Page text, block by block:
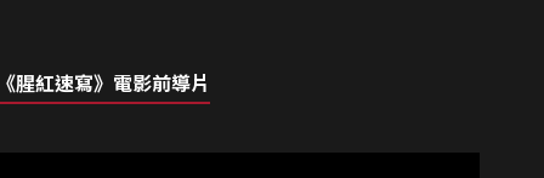
腥紅速寫》電影前導片